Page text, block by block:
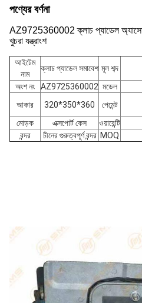
পণ্যের বর্ণনা
AZ9725360002 ক্লাচ প্যাডেল
খুচরা যন্ত্রাংশ
আইটেম
নাম
ক্লাচ প্যাডেল সমাবেশ মূল শব্দ
অংশ নং AZ9725360002 মডেল
আকার 320*350*360 পেমেন্ট
মোড়ক
এক্সপোর্ট কেস ওয়ারেন্টি
বন্দর
চীনের গুরুত্বপূর্ণ বন্দর MOQ